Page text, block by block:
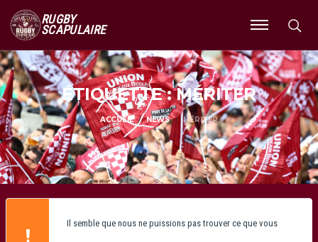
RUGBY
SCAPULAIRE
Ouvrir
le
menu
ÉTIQUETTE : MÉRITER
ACCUEIL NEWS MÉRITER
Il semble que nous ne puissions pas trouver ce que vous